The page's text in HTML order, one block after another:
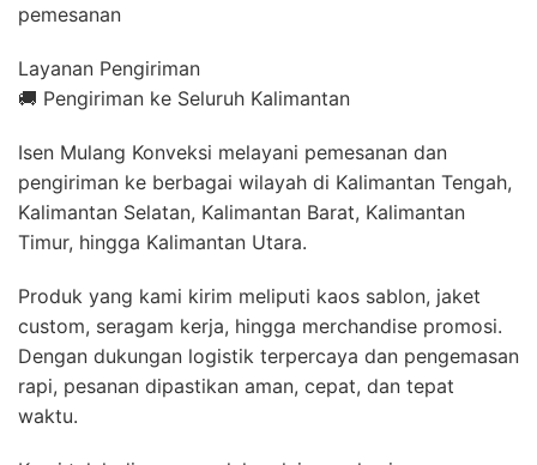
pemesanan
Layanan Pengiriman
🚚 Pengiriman ke Seluruh Kalimantan
Isen Mulang Konveksi melayani pemesanan dan
pengiriman ke berbagai wilayah di Kalimantan Tengah,
Kalimantan Selatan, Kalimantan Barat, Kalimantan
Timur, hingga Kalimantan Utara.
Produk yang kami kirim meliputi kaos sablon, jaket
custom, seragam kerja, hingga merchandise promosi.
Dengan dukungan logistik terpercaya dan pengemasan
rapi, pesanan dipastikan aman, cepat, dan tepat
waktu.